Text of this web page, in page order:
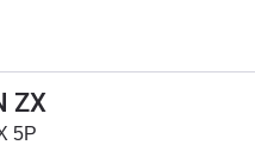
ZX
5P